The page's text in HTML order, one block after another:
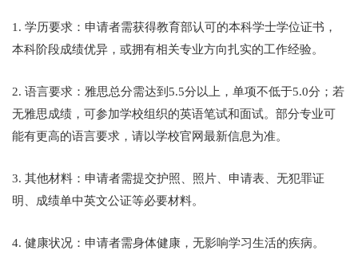
1. 学历要求：申请者需获得教育部认可的本科学士学位证书，
本科阶段成绩优异，或拥有相关专业方向扎实的工作经验。
2. 语言要求：雅思总分需达到5.5分以上，单项不低于5.0分；若
无雅思成绩，可参加学校组织的英语笔试和面试。部分专业可
能有更高的语言要求，请以学校官网最新信息为准。
3. 其他材料：申请者需提交护照、照片、申请表、无犯罪证
明、成绩单中英文公证等必要材料。
4. 健康状况：申请者需身体健康，无影响学习生活的疾病。